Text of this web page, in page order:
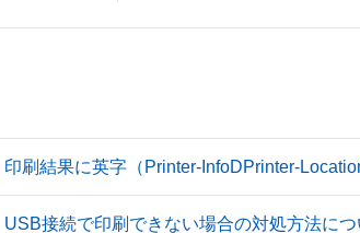
印刷結果に英字（Printer-InfoDPrinter-
USB接続で印刷できない場合の対処方法につ